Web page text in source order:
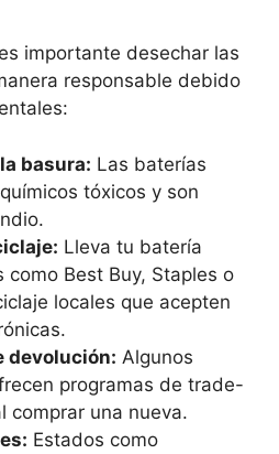
importante desechar las
responsable debido
basura: Las baterías
tóxicos y son
Lleva tu batería
como Best Buy, Staples o
locales que acepten
devolución: Algunos
programas de trade-
comprar una nueva.
Estados como